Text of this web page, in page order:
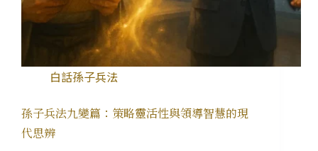
白話孫子兵法
孫子兵法九變篇：策略靈活性與領導智慧的現
代思辨